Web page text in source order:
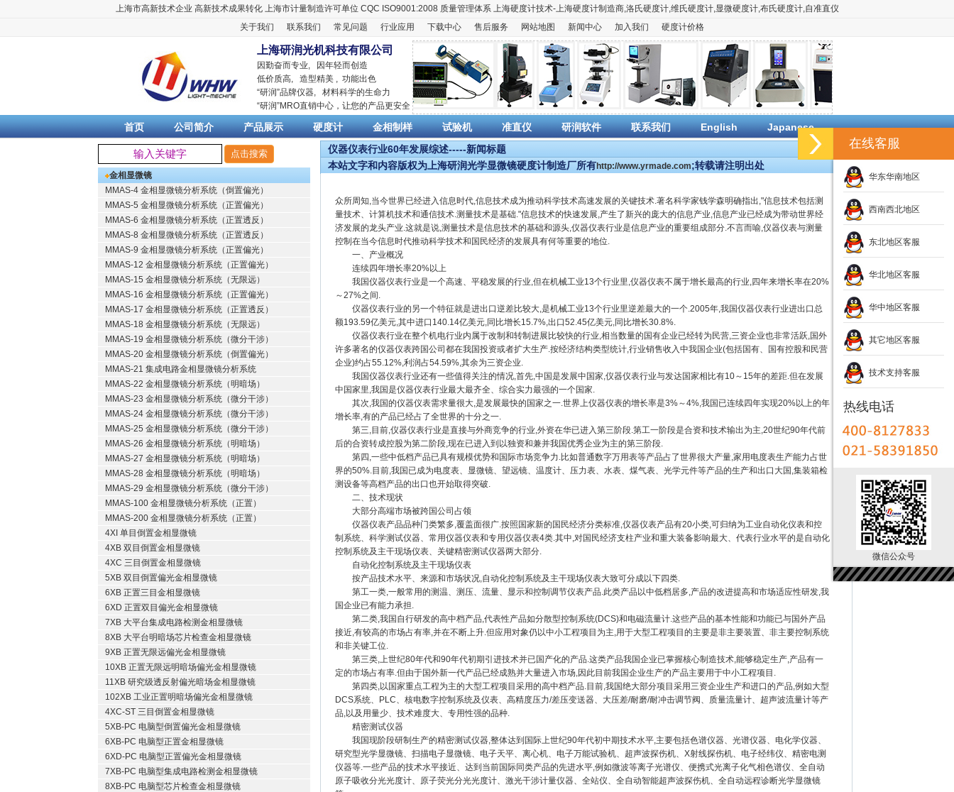
上海市高新技术企业 高新技术成果转化 上海市计量制造许可单位 CQC ISO9001:2008 质量管理体系 上海硬度计技术-上海硬度计制造商,洛氏硬度计,维氏硬度计,显微硬度计,布氏硬度计,自准直仪
关于我们
联系我们 常见问题 行业应用 下载中心 售后服务 网站地图 新闻中心 加入我们 硬度计价格
上海研润光机科技有限公司
因勤奋而专业, 因年轻而创造
低价质高, 造型精美 , 功能出色
“研润”品牌仪器, 材料科学的生命力
“研润”MRO直销中心，让您的产品更安全
首页 公司简介 产品展示 硬度计 金相制样 试验机 准直仪 研润软件 联系我们 English Japanese
金相显微镜
MMAS-4 金相显微镜分析系统（倒置偏光）
MMAS-5 金相显微镜分析系统（正置偏光）
MMAS-6 金相显微镜分析系统（正置透反）
MMAS-8 金相显微镜分析系统（正置透反）
MMAS-9 金相显微镜分析系统（正置偏光）
MMAS-12 金相显微镜分析系统（正置偏光）
MMAS-15 金相显微镜分析系统（无限远）
MMAS-16 金相显微镜分析系统（正置偏光）
MMAS-17 金相显微镜分析系统（正置透反）
MMAS-18 金相显微镜分析系统（无限远）
MMAS-19 金相显微镜分析系统（微分干涉）
MMAS-20 金相显微镜分析系统（倒置偏光）
MMAS-21 集成电路金相显微镜分析系统
MMAS-22 金相显微镜分析系统（明暗场）
MMAS-23 金相显微镜分析系统（微分干涉）
MMAS-24 金相显微镜分析系统（微分干涉）
MMAS-25 金相显微镜分析系统（微分干涉）
MMAS-26 金相显微镜分析系统（明暗场）
MMAS-27 金相显微镜分析系统（明暗场）
MMAS-28 金相显微镜分析系统（明暗场）
MMAS-29 金相显微镜分析系统（微分干涉）
MMAS-100 金相显微镜分析系统（正置）
MMAS-200 金相显微镜分析系统（正置）
4XI 单目倒置金相显微镜
4XB 双目倒置金相显微镜
4XC 三目倒置金相显微镜
5XB 双目倒置偏光金相显微镜
6XB 正置三目金相显微镜
6XD 正置双目偏光金相显微镜
7XB 大平台集成电路检测金相显微镜
8XB 大平台明暗场芯片检查金相显微镜
9XB 正置无限远偏光金相显微镜
10XB 正置无限远明暗场偏光金相显微镜
11XB 研究级透反射偏光暗场金相显微镜
102XB 工业正置明暗场偏光金相显微镜
4XC-ST 三目倒置金相显微镜
5XB-PC 电脑型倒置偏光金相显微镜
6XB-PC 电脑型正置金相显微镜
6XD-PC 电脑型正置偏光金相显微镜
7XB-PC 电脑型集成电路检测金相显微镜
8XB-PC 电脑型芯片检查金相显微镜
仪器仪表行业60年发展综述-----新闻标题
本站文字和内容版权为上海研润光学显微镜硬度计制造厂所有http://www.yrmade.com;转载请注明出处
众所周知,当今世界已经进入信息时代,信息技术成为推动科学技术高速发展的关键技术.著名科学家钱学森明确指出,"信息技术包括测
量技术、计算机技术和通信技术.测量技术是基础."信息技术的快速发展,产生了新兴的庞大的信息产业,信息产业已经成为带动世界经
济发展的龙头产业.这就是说,测量技术是信息技术的基础和源头,仪器仪表行业是信息产业的重要组成部分.不言而喻,仪器仪表与测量
控制在当今信息时代推动科学技术和国民经济的发展具有何等重要的地位.
一、产业概况
连续四年增长率20%以上
我国仪器仪表行业是一个高速、平稳发展的行业,但在机械工业13个行业里,仪器仪表不属于增长最高的行业,四年来增长率在20%
～27%之间.
仪器仪表行业的另一个特征就是进出口逆差比较大,是机械工业13个行业里逆差最大的一个.2005年,我国仪器仪表行业进出口总
额193.59亿美元,其中进口140.14亿美元,同比增长15.7%,出口52.45亿美元,同比增长30.8%.
仪器仪表行业在整个机电行业内属于改制和转制进展比较快的行业,相当数量的国有企业已经转为民营,三资企业也非常活跃,国外
许多著名的仪器仪表跨国公司都在我国投资或者扩大生产.按经济结构类型统计,行业销售收入中我国企业(包括国有、国有控股和民营
企业)约占55.12%,利润占54.59%,其余为三资企业.
我国仪器仪表行业还有一些值得关注的情况,首先,中国是发展中国家,仪器仪表行业与发达国家相比有10～15年的差距.但在发展
中国家里,我国是仪器仪表行业最大最齐全、综合实力最强的一个国家.
其次,我国的仪器仪表需求量很大,是发展最快的国家之一.世界上仪器仪表的增长率是3%～4%,我国已连续四年实现20%以上的年
增长率,有的产品已经占了全世界的十分之一.
第三,目前,仪器仪表行业是直接与外商竞争的行业,外资在华已进入第三阶段.第工一阶段是合资和技术输出为主,20世纪90年代前
后的合资转成控股为第二阶段,现在已进入到以独资和兼并我国优秀企业为主的第三阶段.
第四,一些中低档产品已具有规模优势和国际市场竞争力.比如普通数字万用表等产品占了世界很大产量,家用电度表生产能力占世
界的50%.目前,我国已成为电度表、显微镜、望远镜、温度计、压力表、水表、煤气表、光学元件等产品的生产和出口大国,集装箱检
测设备等高档产品的出口也开始取得突破.
二、技术现状
大部分高端市场被跨国公司占领
仪器仪表产品品种门类繁多,覆盖面很广.按照国家新的国民经济分类标准,仪器仪表产品有20小类,可归纳为工业自动化仪表和控
制系统、科学测试仪器、常用仪器仪表和专用仪器仪表4类.其中,对国民经济支柱产业和重大装备影响最大、代表行业水平的是自动化
控制系统及主干现场仪表、关键精密测试仪器两大部分.
自动化控制系统及主干现场仪表
按产品技术水平、来源和市场状况,自动化控制系统及主干现场仪表大致可分成以下四类.
第工一类,一般常用的测温、测压、流量、显示和控制调节仪表产品.此类产品以中低档居多,产品的改进提高和市场适应性研发,我
国企业已有能力承担.
第二类,我国自行研发的高中档产品,代表性产品如分散型控制系统(DCS)和电磁流量计.这些产品的基本性能和功能已与国外产品
接近,有较高的市场占有率,并在不断上升.但应用对象仍以中小工程项目为主,用于大型工程项目的主要是非主要装置、非主要控制系统
和非关键工位.
第三类,上世纪80年代和90年代初期引进技术并已国产化的产品.这类产品我国企业已掌握核心制造技术,能够稳定生产,产品有一
定的市场占有率.但由于国外新一代产品已经成熟并大量进入市场,因此目前我国企业生产的产品主要用于中小工程项目.
第四类,以国家重点工程为主的大型工程项目采用的高中档产品.目前,我国绝大部分项目采用三资企业生产和进口的产品,例如大型
DCS系统、PLC、核电数字控制系统及仪表、高精度压力/差压变送器、大压差/耐磨/耐冲击调节阀、质量流量计、超声波流量计等产
品,以及用量少、技术难度大、专用性强的品种.
精密测试仪器
我国现阶段研制生产的精密测试仪器,整体达到国际上世纪90年代初中期技术水平,主要包括色谱仪器、光谱仪器、电化学仪器、
研究型光学显微镜、扫描电子显微镜、电子天平、离心机、电子万能试验机、超声波探伤机、X射线探伤机、电子经纬仪、精密电测
仪器等.一些产品的技术水平接近、达到当前国际同类产品的先进水平,例如微波等离子光谱仪、便携式光离子化气相色谱仪、全自动
原子吸收分光光度计、原子荧光分光光度计、激光干涉计量仪器、全站仪、全自动智能超声波探伤机、全自动远程诊断光学显微镜
在线客服
华东华南地区
西南西北地区
东北地区客服
华北地区客服
华中地区客服
其它地区客服
技术支持客服
热线电话
微信公众号